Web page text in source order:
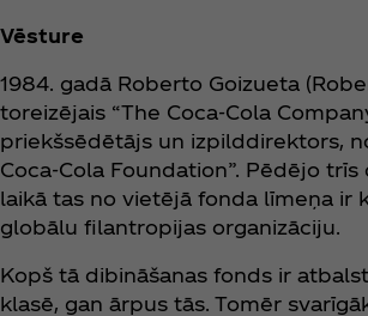
Vēsture
1984. gadā Roberto Goizueta
toreizējais “The Coca‑Cola
priekšsēdētājs un izpilddirektors,
Coca‑Cola Foundation”. Pēdējo
laikā tas no vietējā fonda līmeņa ir
globālu filantropijas organizāciju.
Kopš tā dibināšanas fonds ir
klasē, gan ārpus tās. Tomēr